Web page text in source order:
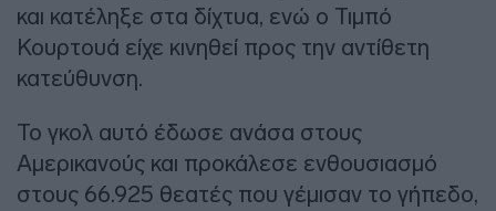
και κατέληξε στα δίχτυα, ενώ ο Τιμπό
Κουρτουά είχε κινηθεί προς την αντίθετη
κατεύθυνση.
Το γκολ αυτό έδωσε ανάσα στους
Αμερικανούς και προκάλεσε ενθουσιασμό
στους 66.925 θεατές που γέμισαν το γήπεδο,